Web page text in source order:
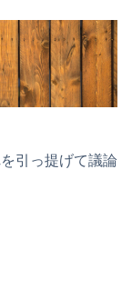
引っ提げて議論